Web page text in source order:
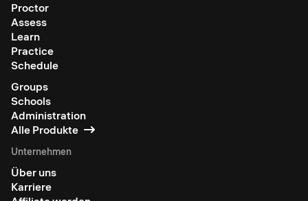
Proctor
Assess
Learn
Practice
Schedule
Groups
Schools
Administration
Alle Produkte
Unternehmen
Über uns
Karriere